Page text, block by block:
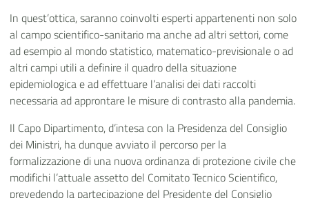
In quest’ottica, saranno coinvolti esperti appartenenti non solo
al campo scientifico-sanitario ma anche ad altri settori, come
ad esempio al mondo statistico, matematico-previsionale o ad
altri campi utili a definire il quadro della situazione
epidemiologica e ad effettuare l’analisi dei dati raccolti
necessaria ad approntare le misure di contrasto alla pandemia.
Il Capo Dipartimento, d’intesa con la Presidenza del Consiglio
dei Ministri, ha dunque avviato il percorso per la
formalizzazione di una nuova ordinanza di protezione civile che
modifichi l’attuale assetto del Comitato Tecnico Scientifico,
prevedendo la partecipazione del Presidente del Consiglio